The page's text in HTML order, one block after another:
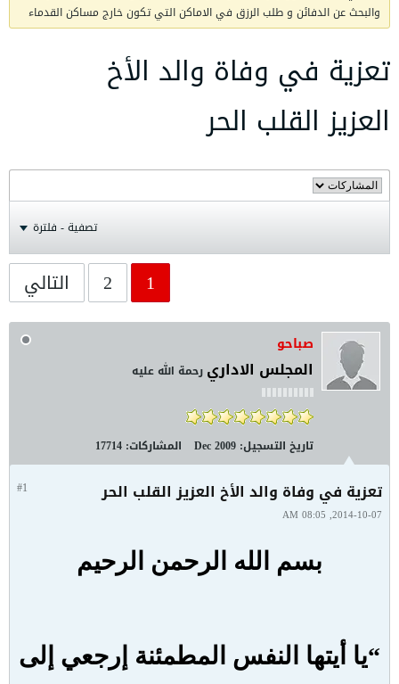
والبحث عن الدفائن و طلب الرزق في الاماكن التي تكون خارج مساكن القدماء
تعزية في وفاة والد الأخ
العزيز القلب الحر
تصفية - فلترة
1
2 التالي
صباحو
المجلس الاداري رحمة الله عليه
تاريخ التسجيل: Dec 2009 المشاركات: 17714
#1 تعزية في وفاة والد الأخ العزيز القلب الحر
2014-10-07, 08:05 AM
بسم الله الرحمن الرحيم
“يا أيتها النفس المطمئنة إرجعي إلى